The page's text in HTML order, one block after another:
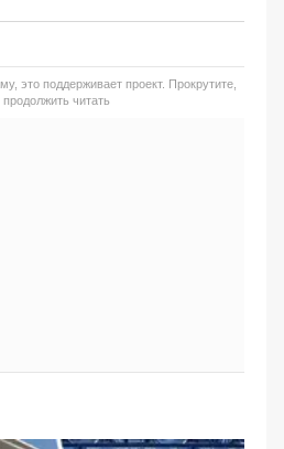
это поддерживает проект. Прокрутите,
читать